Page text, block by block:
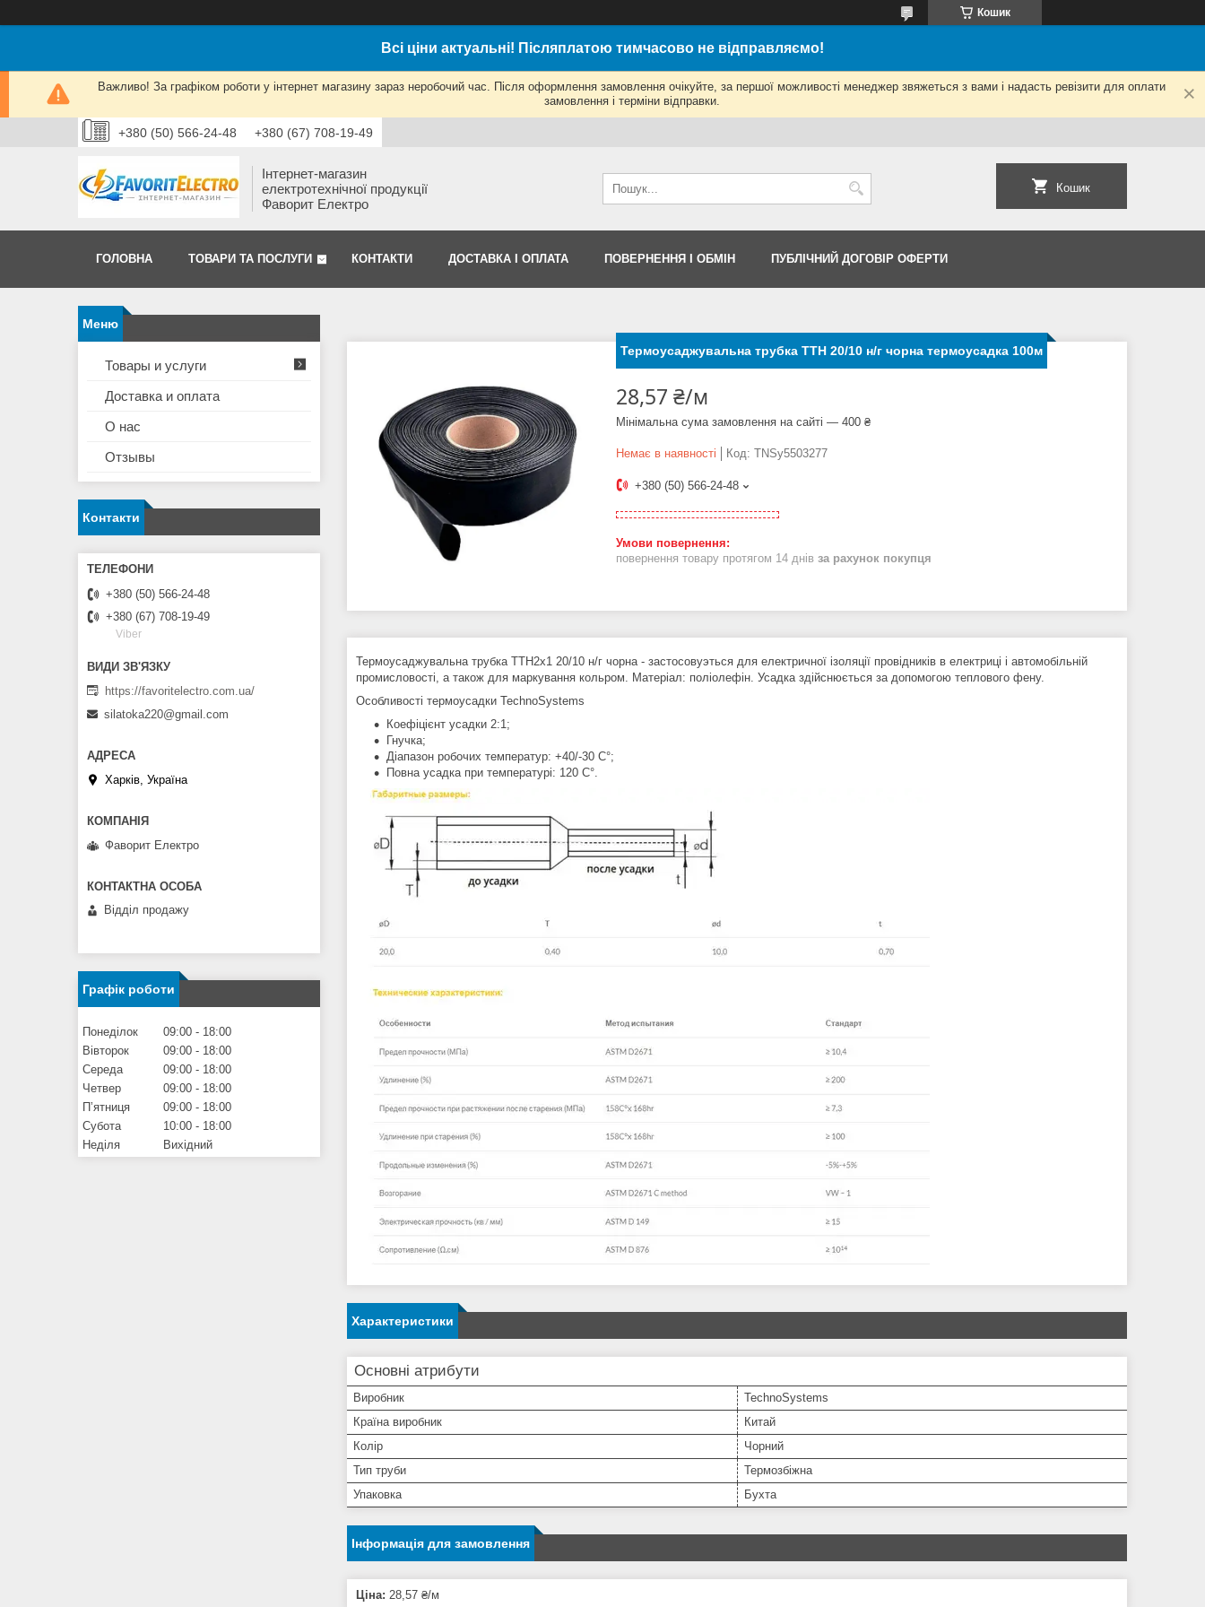
Кошик
Всі ціни актуальні! Післяплатою тимчасово не відправляємо!
Важливо! За графіком роботи у інтернет магазину зараз неробочий час. Після оформлення замовлення очікуйте, за першої можливості менеджер звяжеться з вами і надасть ревізити для оплати
замовлення і терміни відправки.
+380 (50) 566-24-48 +380 (67) 708-19-49
Інтернет-магазин
електротехнічної продукції
Фаворит Електро
Кошик
ГОЛОВНА ТОВАРИ ТА ПОСЛУГИ КОНТАКТИ ДОСТАВКА І ОПЛАТА ПОВЕРНЕННЯ І ОБМІН ПУБЛІЧНИЙ ДОГОВІР ОФЕРТИ
Термоусаджувальна трубка ТТН 20/10 н/г чорна термоусадка 100м
28,57 ₴/м
Мінімальна сума замовлення на сайті — 400 ₴
Немає в наявності Код: TNSy5503277
+380 (50) 566-24-48
повернення товару протягом 14 днів за рахунок покупця
Термоусаджувальна трубка ТТН2х1 20/10 н/г чорна - застосовуэться для електричної ізоляції провідників в електриці і автомобільній
промисловості, а також для маркування кольром. Матеріал: поліолефін. Усадка здійснюється за допомогою теплового фену.
Особливості термоусадки TechnoSystems
Коефіцієнт усадки 2:1;
Гнучка;
Діапазон робочих температур: +40/-30 C°;
Повна усадка при температурі: 120 C°.
Характеристики
Основні атрибути
Виробник
TechnoSystems
Країна виробник
Китай
Колір
Чорний
Тип труби
Термозбіжна
Упаковка
Бухта
Інформація для замовлення
Ціна: 28,57 ₴/м
Товары и услуги
Доставка и оплата
О нас
Отзывы
Контакти
+380 (50) 566-24-48
+380 (67) 708-19-49
Viber
https://favoritelectro.com.ua/
silatoka220@gmail.com
Харків, Україна
Фаворит Електро
Відділ продажу
Графік роботи
Понеділок 09:00
18:00
Вівторок
09:00
18:00
Середа
09:00
18:00
Четвер
09:00
18:00
Пʼятниця
09:00
18:00
Субота
10:00
18:00
Неділя
Вихідний